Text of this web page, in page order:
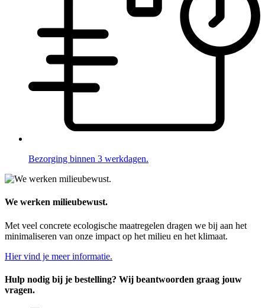
Bezorging binnen 3 werkdagen.
We werken milieubewust.
Met veel concrete ecologische maatregelen dragen we bij aan het
minimaliseren van onze impact op het milieu en het klimaat.
Hier vind je meer informatie.
Hulp nodig bij je bestelling? Wij beantwoorden graag jouw
vragen.